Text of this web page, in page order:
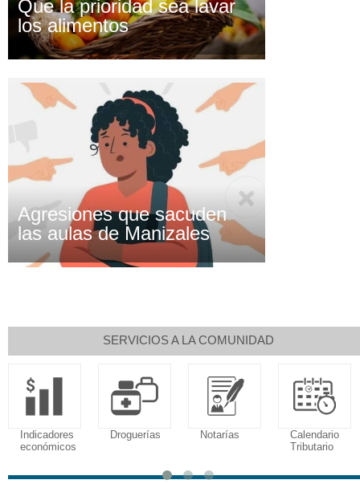
Que la prioridad sea lavar
los alimentos
Agresiones que sacuden
las aulas de Manizales
SERVICIOS A LA COMUNIDAD
Indicadores
económicos
Droguerías Notarías
Calendario
Tributario